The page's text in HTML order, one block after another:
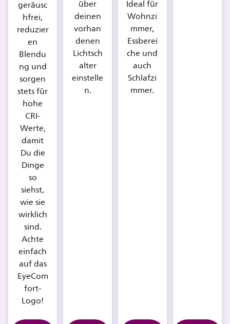
geräusc
hfrei,
reduzier
en
Blendu
ng und
sorgen
stets für
hohe
CRI-
Werte,
damit
Du die
Dinge
so
siehst,
wie sie
wirklich
sind.
Achte
einfach
auf das
EyeCom
fort-
Logo!
über
deinen
vorhan
denen
Lichtsch
alter
einstelle
n.
Ideal für
Wohnzi
mmer,
Essberei
che und
auch
Schlafzi
mmer.